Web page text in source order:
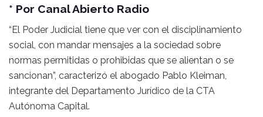
* Por Canal Abierto Radio
“El Poder Judicial tiene que ver con el disciplinamiento
social, con mandar mensajes a la sociedad sobre
normas permitidas o prohibidas que se alientan o se
sancionan”, caracterizó el abogado Pablo Kleiman,
integrante del Departamento Jurídico de la CTA
Autónoma Capital.